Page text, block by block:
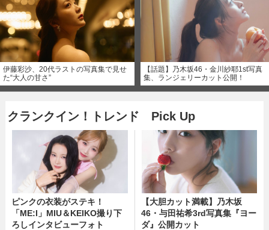
伊藤彩沙、20代ラストの写真集で見せ
た“大人の甘さ”
【話題】乃木坂46・金川紗耶1st写真
集、ランジェリーカット公開！
クランクイン！トレンド Pick Up
ピンクの衣装がステキ！
「ME:I」MIU＆KEIKO撮り下
ろしインタビューフォト
【大胆カット満載】乃木坂
46・与田祐希3rd写真集『ヨー
ダ』公開カット